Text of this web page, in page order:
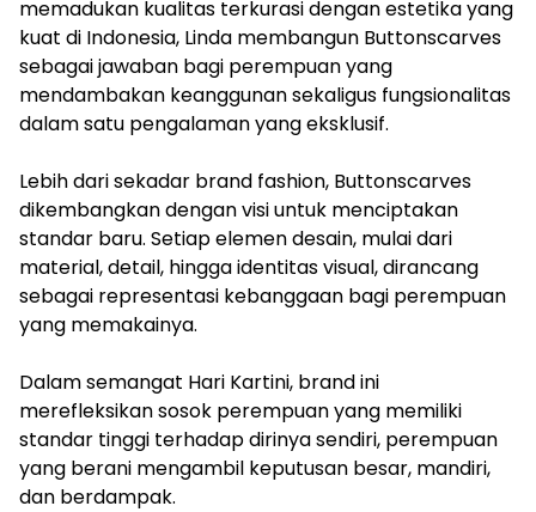
memadukan kualitas terkurasi dengan estetika yang
kuat di Indonesia, Linda membangun Buttonscarves
sebagai jawaban bagi perempuan yang
mendambakan keanggunan sekaligus fungsionalitas
dalam satu pengalaman yang eksklusif.
Lebih dari sekadar brand fashion, Buttonscarves
dikembangkan dengan visi untuk menciptakan
standar baru. Setiap elemen desain, mulai dari
material, detail, hingga identitas visual, dirancang
sebagai representasi kebanggaan bagi perempuan
yang memakainya.
Dalam semangat Hari Kartini, brand ini
merefleksikan sosok perempuan yang memiliki
standar tinggi terhadap dirinya sendiri, perempuan
yang berani mengambil keputusan besar, mandiri,
dan berdampak.